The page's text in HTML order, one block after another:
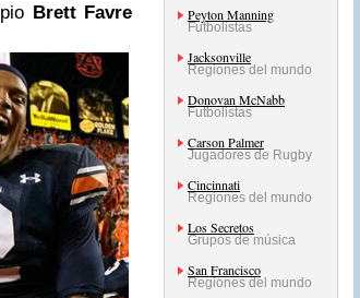
Brett Favre
Peyton Manning
Futbolistas
Jacksonville
Regiones del mundo
Donovan McNabb
Futbolistas
Carson Palmer
Jugadores de Rugby
Cincinnati
Regiones del mundo
Los Secretos
Grupos de música
San Francisco
Regiones del mundo